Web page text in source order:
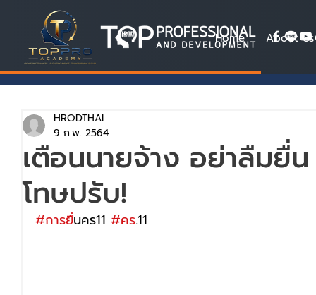
Home About Us
เตือนนายจ้าง อย่าลืมยื่
โทษปรับ!
HRODTHAI
9 ก.พ. 2564
#การยื่นคร11 #คร.11